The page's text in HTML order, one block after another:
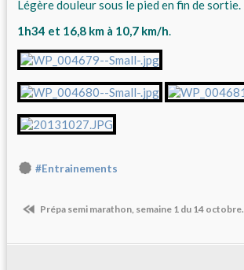
Légère douleur sous le pied en fin de sortie.
1h34 et 16,8 km à 10,7 km/h
#Entrainements
Prépa semi marathon, semaine 1 du 14 octobre.